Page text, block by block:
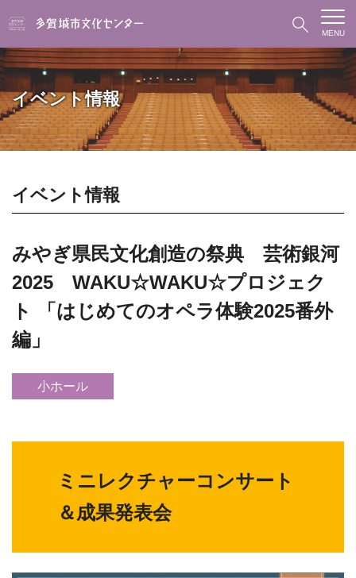
MENU
イベント情報
イベント情報
みやぎ県民文化創造の祭典 芸術銀河
2025 WAKU☆WAKU☆プロジェク
ト 「はじめてのオペラ体験2025番外
編」
小ホール
ミニレクチャーコンサート
＆成果発表会